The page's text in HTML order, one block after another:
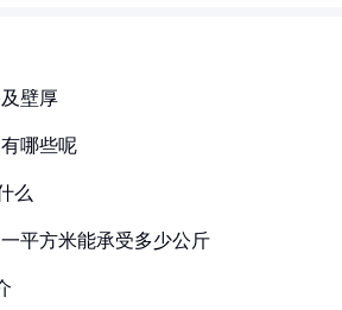
壁厚
哪些呢
么
平方米能承受多少公斤